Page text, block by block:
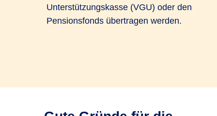
Unterstützungskasse (VGU) oder den
Pensionsfonds übertragen werden.